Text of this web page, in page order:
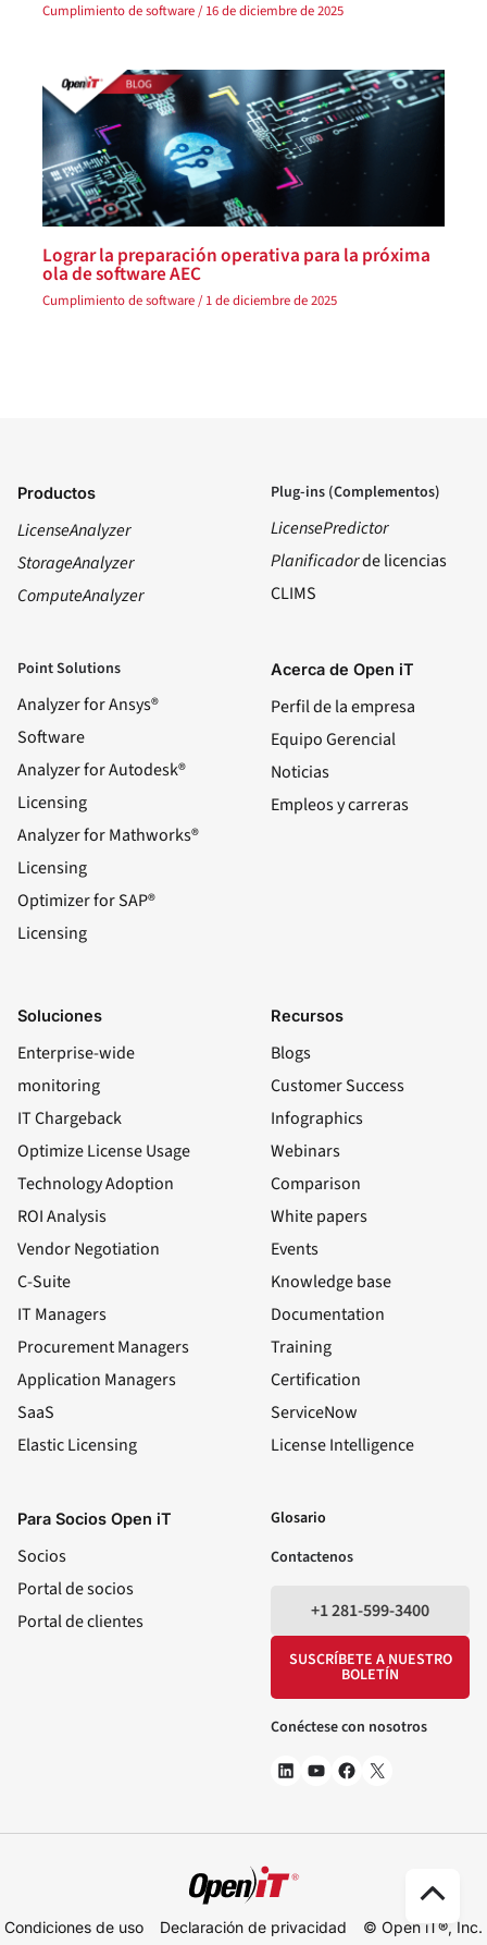
Cumplimiento de software/16 de diciembre de 2025
Lograr la preparación operativa para la próxima
ola de software AEC
Cumplimiento de software/1 de diciembre de 2025
Productos
LicenseAnalyzer
StorageAnalyzer
ComputeAnalyzer
Plug-ins (Complementos)
LicensePredictor
Planificadorde licencias
CLIMS
Point Solutions
Analyzer for Ansys®
Software
Analyzer for Autodesk®
Licensing
Analyzer for Mathworks®
Licensing
Optimizer for SAP®
Licensing
Acerca de Open iT
Perfil de la empresa
Equipo Gerencial
Noticias
Empleos y carreras
Soluciones
Enterprise-wide
monitoring
IT Chargeback
Optimize License Usage
Technology Adoption
ROI Analysis
Vendor Negotiation
C-Suite
IT Managers
Procurement Managers
Application Managers
SaaS
Elastic Licensing
Recursos
Blogs
Customer Success
Infographics
Webinars
Comparison
White papers
Events
Knowledge base
Documentation
Training
Certification
ServiceNow
License Intelligence
Para Socios Open iT
Socios
Portal de socios
Portal de clientes
Glosario
Contactenos
+1 281-599-3400
SUSCRÍBETE A NUESTRO
BOLETÍN
Conéctese con nosotros
Condiciones de uso Declaración de privacidad
© Open iT®, Inc.
Ir